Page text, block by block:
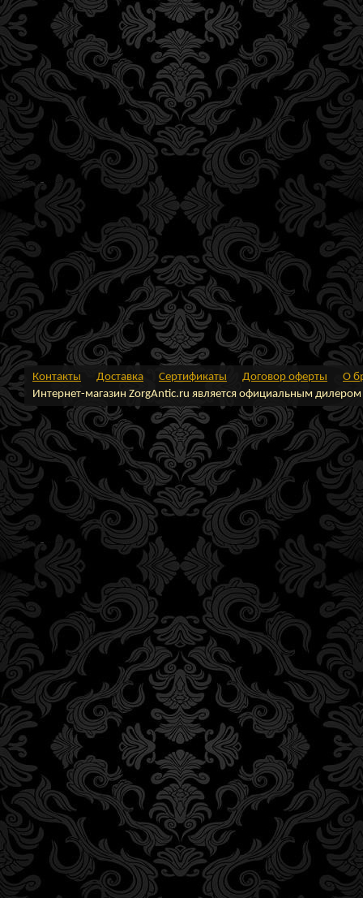
Контакты Доставка Сертификаты Договор оферты
О
Интернет-магазин ZorgAntic.ru является официальным